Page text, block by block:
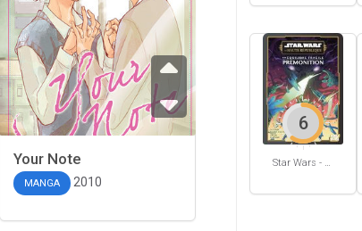
Your Note
MANGA 2010
6